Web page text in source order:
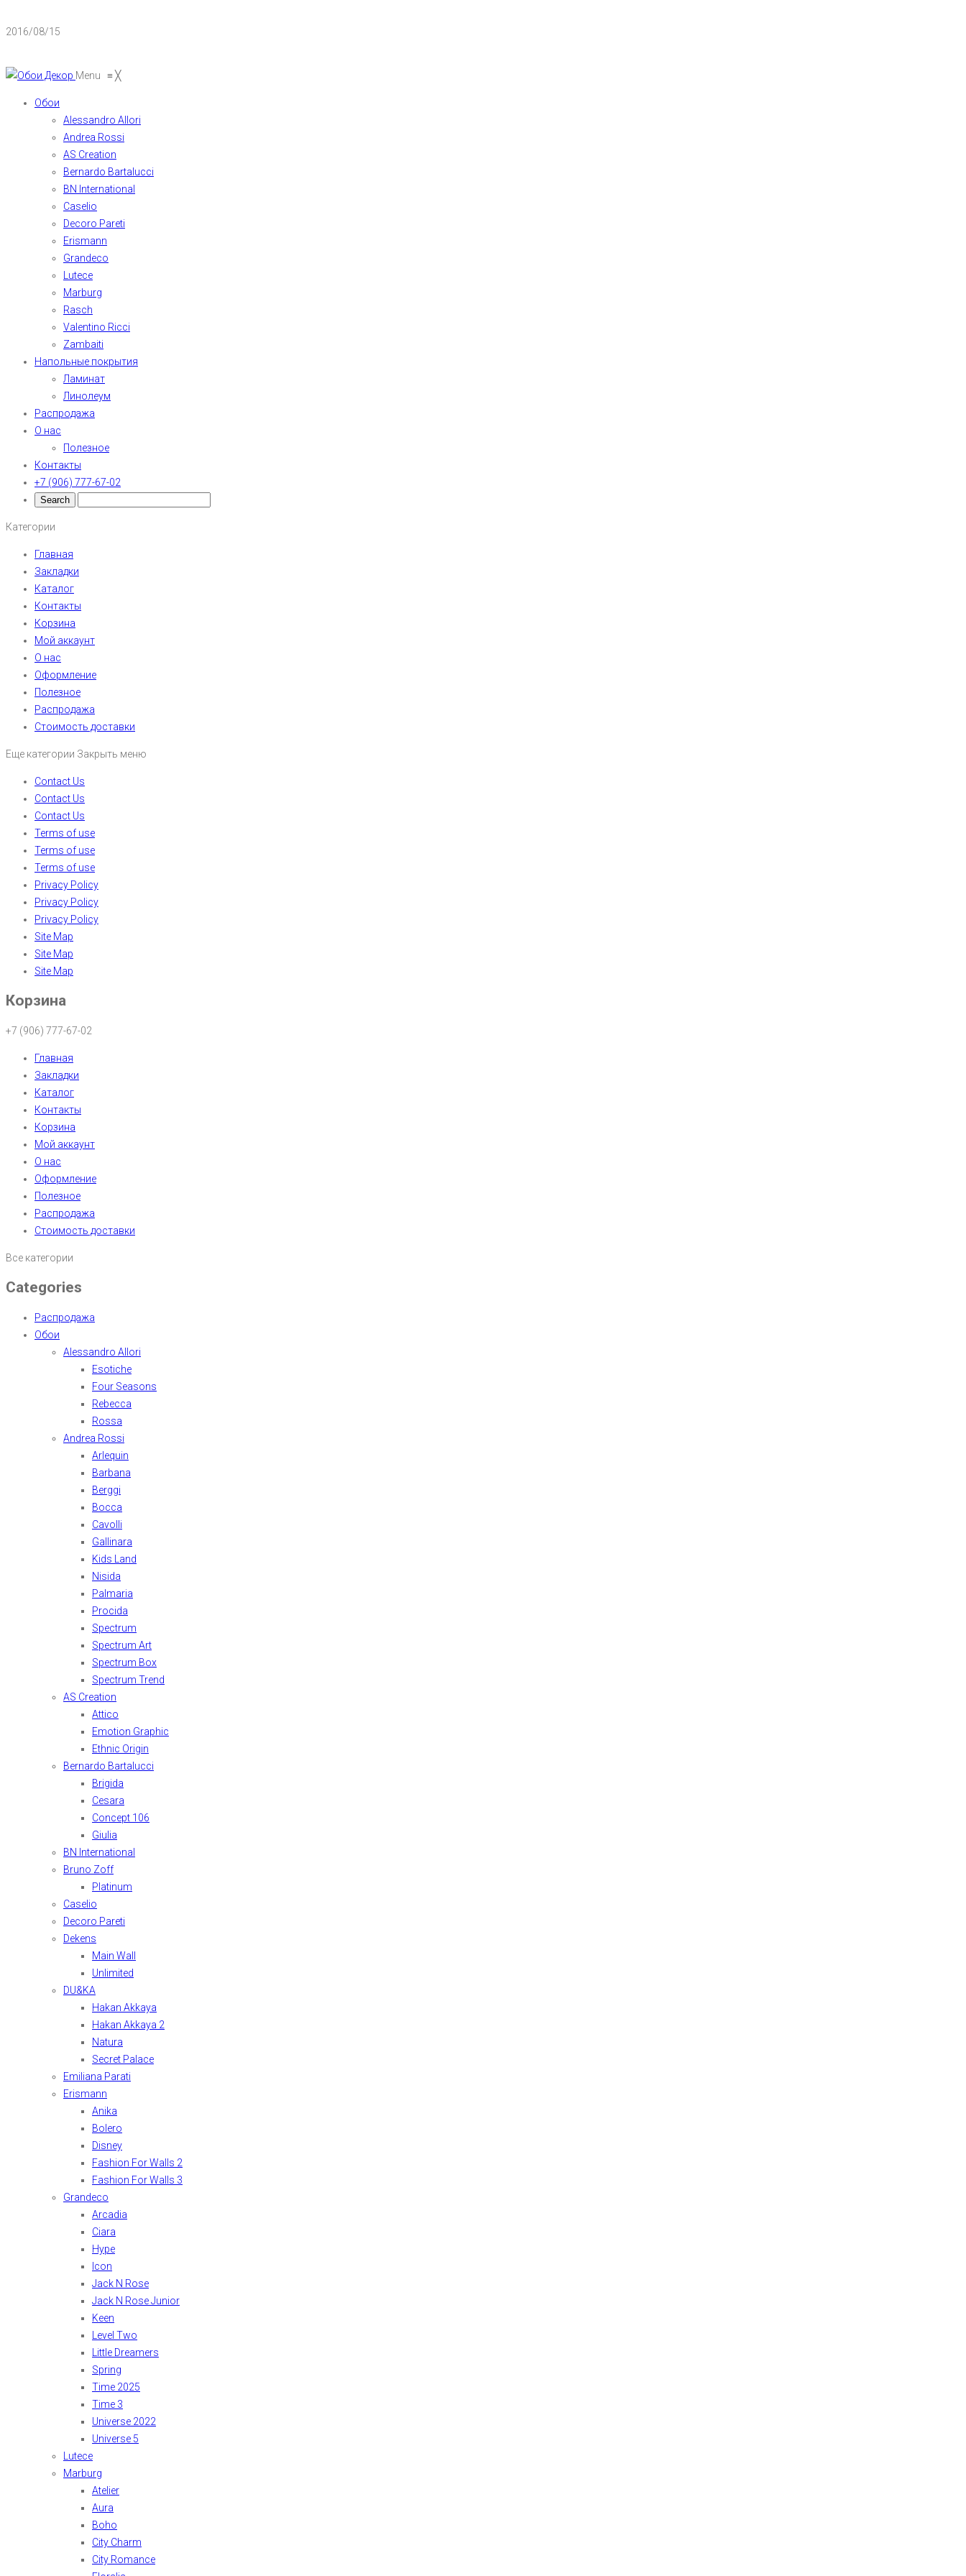
2016/08/15
Menu ≡╳
Обои
Alessandro Allori
Andrea Rossi
AS Creation
Bernardo Bartalucci
BN International
Caselio
Decoro Pareti
Erismann
Grandeco
Lutece
Marburg
Rasch
Valentino Ricci
Zambaiti
Напольные покрытия
Ламинат
Линолеум
Распродажа
О нас
Полезное
Контакты
+7 (906) 777-67-02
Категории
Главная
Закладки
Каталог
Контакты
Корзина
Мой аккаунт
О нас
Оформление
Полезное
Распродажа
Стоимость доставки
Еще категории Закрыть меню
Contact Us
Contact Us
Contact Us
Terms of use
Terms of use
Terms of use
Privacy Policy
Privacy Policy
Privacy Policy
Site Map
Site Map
Site Map
Корзина
+7 (906) 777-67-02
Главная
Закладки
Каталог
Контакты
Корзина
Мой аккаунт
О нас
Оформление
Полезное
Распродажа
Стоимость доставки
Все категории
Categories
Распродажа
Обои
Alessandro Allori
Esotiche
Four Seasons
Rebecca
Rossa
Andrea Rossi
Arlequin
Barbana
Berggi
Bocca
Cavolli
Gallinara
Kids Land
Nisida
Palmaria
Procida
Spectrum
Spectrum Art
Spectrum Box
Spectrum Trend
AS Creation
Attico
Emotion Graphic
Ethnic Origin
Bernardo Bartalucci
Brigida
Cesara
Concept 106
Giulia
BN International
Bruno Zoff
Platinum
Caselio
Decoro Pareti
Dekens
Main Wall
Unlimited
DU&KA
Hakan Akkaya
Hakan Akkaya 2
Natura
Secret Palace
Emiliana Parati
Erismann
Anika
Bolero
Disney
Fashion For Walls 2
Fashion For Walls 3
Grandeco
Arcadia
Ciara
Hype
Icon
Jack N Rose
Jack N Rose Junior
Keen
Level Two
Little Dreamers
Spring
Time 2025
Time 3
Universe 2022
Universe 5
Lutece
Marburg
Atelier
Aura
Boho
City Charm
City Romance